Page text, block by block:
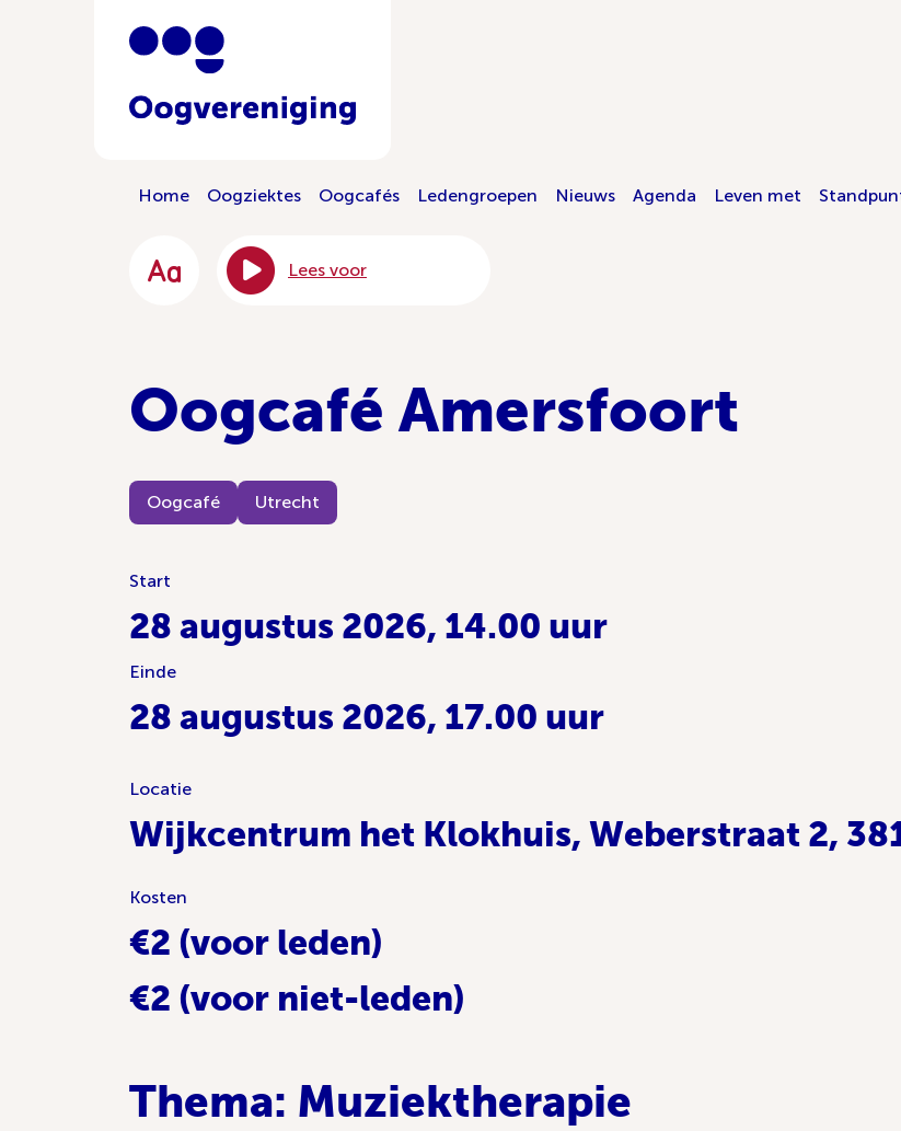
Home Oogziektes Oogcafés Ledengroepen Nieuws Agenda Leven met
Lees voor
Oogcafé Amersfoort
Oogcafé Utrecht
Start
28 augustus 2026, 14.00 uur
Einde
28 augustus 2026, 17.00 uur
Locatie
Wijkcentrum het Klokhuis, Weberstraat 2,
Kosten
€2 (voor leden)
€2 (voor niet-leden)
Thema: Muziektherapie